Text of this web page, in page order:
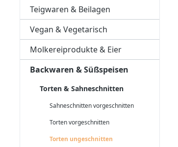
Teigwaren & Beilagen
Vegan & Vegetarisch
Molkereiprodukte & Eier
Backwaren & Süßspeisen
Torten & Sahneschnitten
Sahneschnitten vorgeschnitten
Torten vorgeschnitten
Torten ungeschnitten